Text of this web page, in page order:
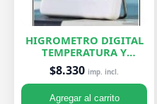
HIGROMETRO DIGITAL
TEMPERATURA Y
HUMEDAD
$8.330 imp. incl.
Agregar al carrito